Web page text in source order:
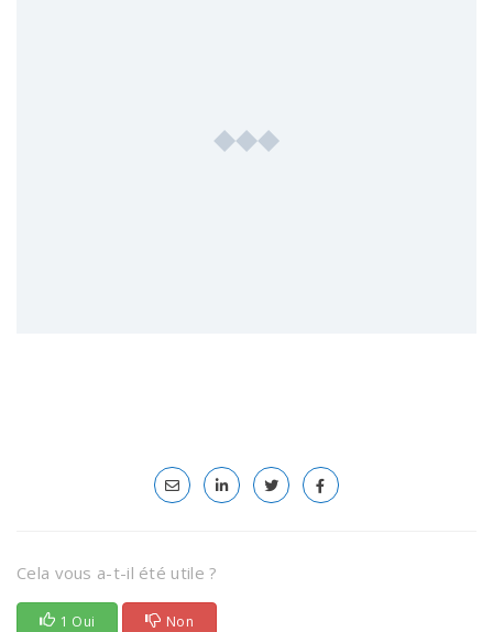
Cela vous a-t-il été utile ?
1 Oui Non